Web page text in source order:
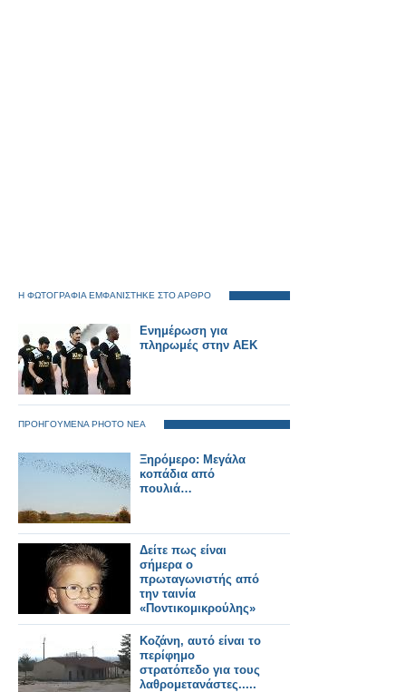
Η ΦΩΤΟΓΡΑΦΙΑ ΕΜΦΑΝΙΣΤΗΚΕ ΣΤΟ ΑΡΘΡΟ
Ενημέρωση για
πληρωμές στην ΑΕΚ
ΠΡΟΗΓΟΥΜΕΝΑ PHOTO ΝΕΑ
Ξηρόμερο: Μεγάλα
κοπάδια από
πουλιά…
Δείτε πως είναι
σήμερα ο
πρωταγωνιστής από
την ταινία
«Ποντικομικρούλης»
(pics)
Κοζάνη, αυτό είναι το
περίφημο
στρατόπεδο για τους
λαθρομετανάστες.....